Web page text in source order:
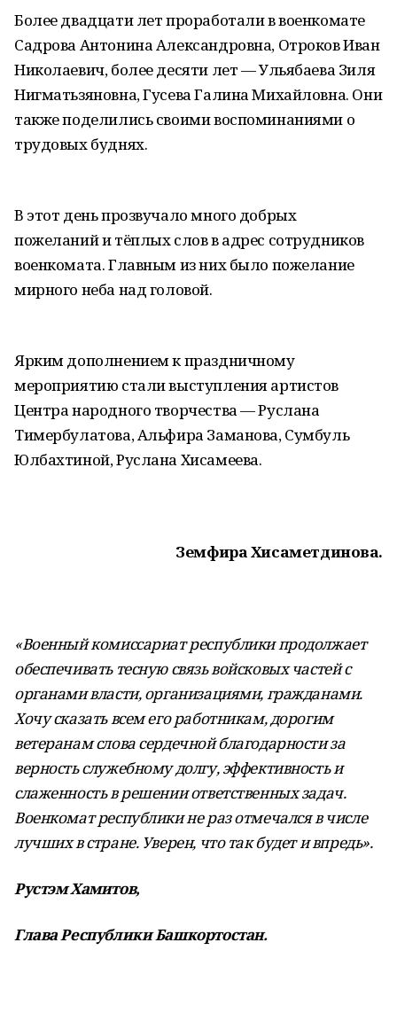
Более двадцати лет проработали в военкомате
Садрова Антонина Александровна, Отроков Иван
Николаевич, более десяти лет — Ульябаева Зиля
Нигматьзяновна, Гусева Галина Михайловна. Они
также поделились своими воспоминаниями о
трудовых буднях.
В этот день прозвучало много добрых
пожеланий и тёплых слов в адрес сотрудников
военкомата. Главным из них было пожелание
мирного неба над головой.
Ярким дополнением к праздничному
мероприятию стали выступления артистов
Центра народного творчества — Руслана
Тимербулатова, Альфира Заманова, Сумбуль
Юлбахтиной, Руслана Хисамеева.
Земфира Хисаметдинова.
«Военный комиссариат республики продолжает
обеспечивать тесную связь войсковых частей с
органами власти, организациями, гражданами.
Хочу сказать всем его работникам, дорогим
ветеранам слова сердечной благодарности за
верность служебному долгу, эффективность и
слаженность в решении ответственных задач.
Военкомат республики не раз отмечался в числе
лучших в стране. Уверен, что так будет и впредь».
Рустэм Хамитов,
Глава Республики Башкортостан.